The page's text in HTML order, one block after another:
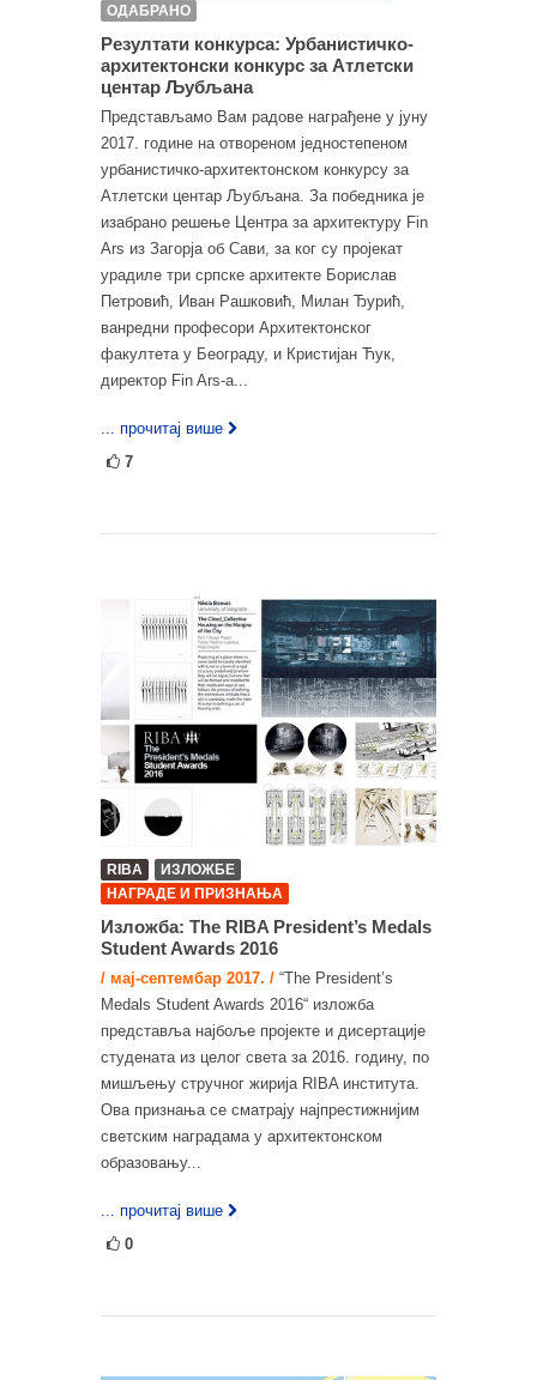
ОДАБРАНО
Резултати конкурса: Урбанистичко-
архитектонски конкурс за Атлетски
центар Љубљана
Представљамо Вам радове награђене у јуну
2017. године на отвореном једностепеном
урбанистичко-архитектонском конкурсу за
Атлетски центар Љубљана. За победника је
изабрано решење Центра за архитектуру Fin
Ars из Загорја об Сави, за ког су пројекат
урадиле три српске архитекте Борислав
Петровић, Иван Рашковић, Милан Ђурић,
ванредни професори Архитектонског
факултета у Београду, и Кристијан Ћук,
директор Fin Ars-а...
... прочитај више
7
RIBA
ИЗЛОЖБЕ
НАГРАДЕ И ПРИЗНАЊА
Изложба: The RIBA President’s Medals
Student Awards 2016
/ мај-септембар 2017. / “The President’s
Medals Student Awards 2016“ изложба
представља најбоље пројекте и дисертације
студената из целог света за 2016. годину, по
мишљењу стручног жирија RIBA института.
Ова признања се сматрају најпрестижнијим
светским наградама у архитектонском
образовању...
... прочитај више
0